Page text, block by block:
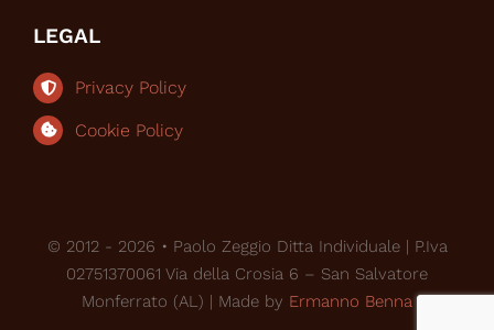
LEGAL
Privacy Policy
Cookie Policy
© 2012 - 2026 • Paolo Zeggio Ditta Individuale | P.Iva
02751370061 Via della Crosia 6 – San Salvatore
Monferrato (AL) | Made by Ermanno Benna